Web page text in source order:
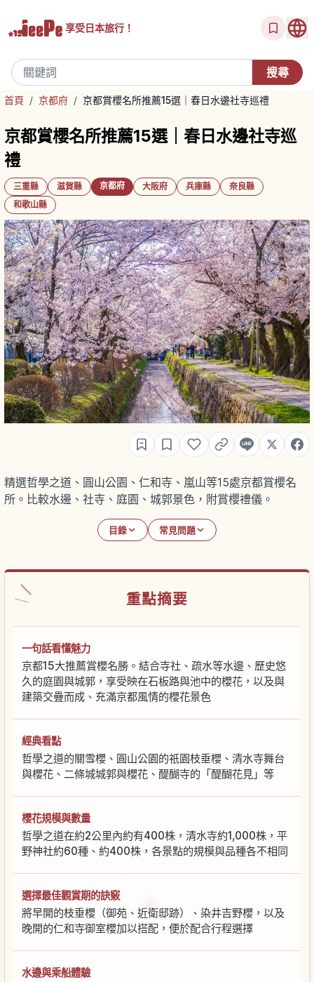
享受日本旅行！
首頁 / 京都府 / 京都賞櫻名所推薦15選｜春日水邊社寺巡禮
京都賞櫻名所推薦15選｜春日水邊社寺巡
禮
三重縣 滋賀縣 京都府 大阪府 兵庫縣
奈良縣
和歌山縣
精選哲學之道、圓山公園、仁和寺、嵐山等15處京都賞櫻名
所。比較水邊、社寺、庭園、城郭景色，附賞櫻禮儀。
目錄 常見問題
重點摘要
一句話看懂魅力
京都15大推薦賞櫻名勝。結合寺社、疏水等水邊、歷史悠
久的庭園與城郭，享受映在石板路與池中的櫻花，以及與
建築交疊而成、充滿京都風情的櫻花景色
經典看點
哲學之道的關雪櫻、圓山公園的祇園枝垂櫻、清水寺舞台
與櫻花、二條城城郭與櫻花、醍醐寺的「醍醐花見」等
櫻花規模與數量
哲學之道在約2公里內約有400株，清水寺約1,000株，平
野神社約60種、約400株，各景點的規模與品種各不相同
選擇最佳觀賞期的訣竅
將早開的枝垂櫻（御苑、近衛邸跡）、染井吉野櫻，以及
晚開的仁和寺御室櫻加以搭配，便於配合行程選擇
水邊與乘船體驗